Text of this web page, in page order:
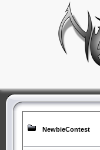
NewbieContest